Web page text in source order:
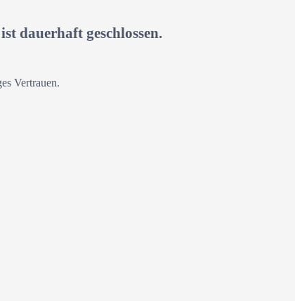
dauerhaft geschlossen.
Vertrauen.